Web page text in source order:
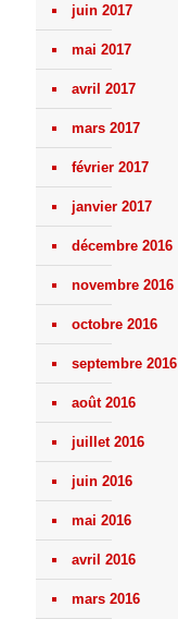
juin 2017
mai 2017
avril 2017
mars 2017
février 2017
janvier 2017
décembre 2016
novembre 2016
octobre 2016
septembre 2016
août 2016
juillet 2016
juin 2016
mai 2016
avril 2016
mars 2016